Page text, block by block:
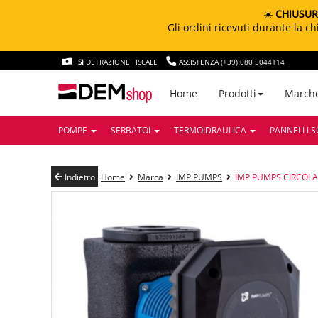
☀️
Gli ordini ricevuti durante la
SI DETRAZIONE FISCALE ASSISTENZA (+39) 080 5044114
Home Prodotti
POMPE SERBATOI TERMOIDRAULICA PANNELLI
Indietro Home Marca IMP PUMPS IMP PUMPS